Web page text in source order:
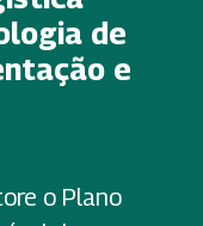
de
e
o Plano